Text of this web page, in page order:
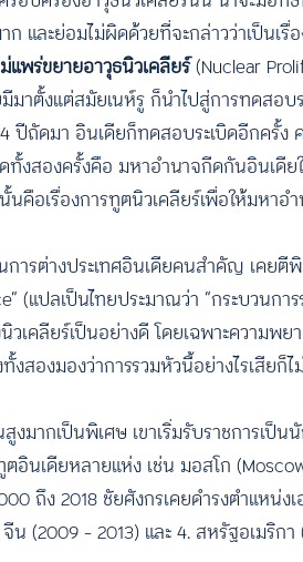
และย่อมไม่ผิดด้วยที่จะกล่าวว่าเป็นเรื่
พร่ขยายอาวุธนิวเคลียร์(Nuclear
าตั้งแต่สมัยเนห์รู ก็นำไปสู่การทดสอบ
ปีถัดมา อินเดียก็ทดสอบระเบิดอีกครั้ง
งสองครั้งคือ มหาอำนาจกีดกันอินเดีย
คือเรื่องการทูตนิวเคลียร์เพื่อให้มหาอ
การต่างประเทศอินเดียคนสำคัญ เคย
(แปลเป็นไทยประมาณว่า “กระบวนกา
เคลียร์เป็นอย่างดี โดยเฉพาะความพย
องมองว่าการรวมหัวนี้อย่างไรเสียก็ไ
มากเป็นพิเศษ เขาเริ่มรับราชการเป็น
นเดียหลายแห่ง เช่น มอสโก
ถึง 2018 ชัยศังกรเคยดำรงตำแหน่ง
(2009 – 2013) และ 4. สหรัฐอเมริกา